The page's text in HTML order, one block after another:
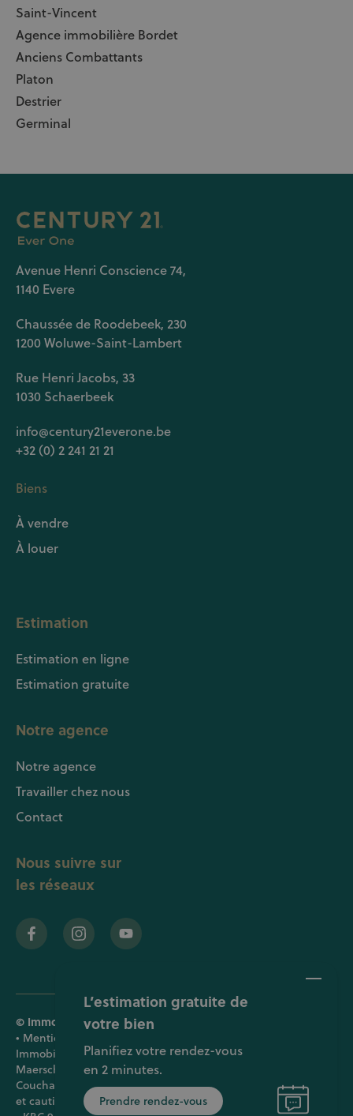
Saint-Vincent
Agence immobilière Bordet
Anciens Combattants
Platon
Destrier
Germinal
L’estimation gratuite de
votre bien
Planifiez votre rendez-vous
en 2 minutes.
Prendre rendez-vous
Avenue Henri Conscience 74,
1140 Evere
Chaussée de Roodebeek, 230
1200 Woluwe-Saint-Lambert
Rue Henri Jacobs, 33
1030 Schaerbeek
info@century21everone.be
+32 (0) 2 241 21 21
Biens
À vendre
À louer
Estimation
Estimation en ligne
Estimation gratuite
Notre agence
Notre agence
Travailler chez nous
Contact
Nous suivre sur
les réseaux
© Immobilière EVERONE SRL •
• Mentions légales
Immobilière EVERONE srl • T.V.A : BE 0674.400.121 • Gaëlle
Maerschalck : numéro IPI (Belgique) 509.897 • Sylvain
Couchant : numéro IPI (Belgique) 507.785 • RC professionnelle
et cautionnement via AXA Belgium SA – police n° 730.390.160